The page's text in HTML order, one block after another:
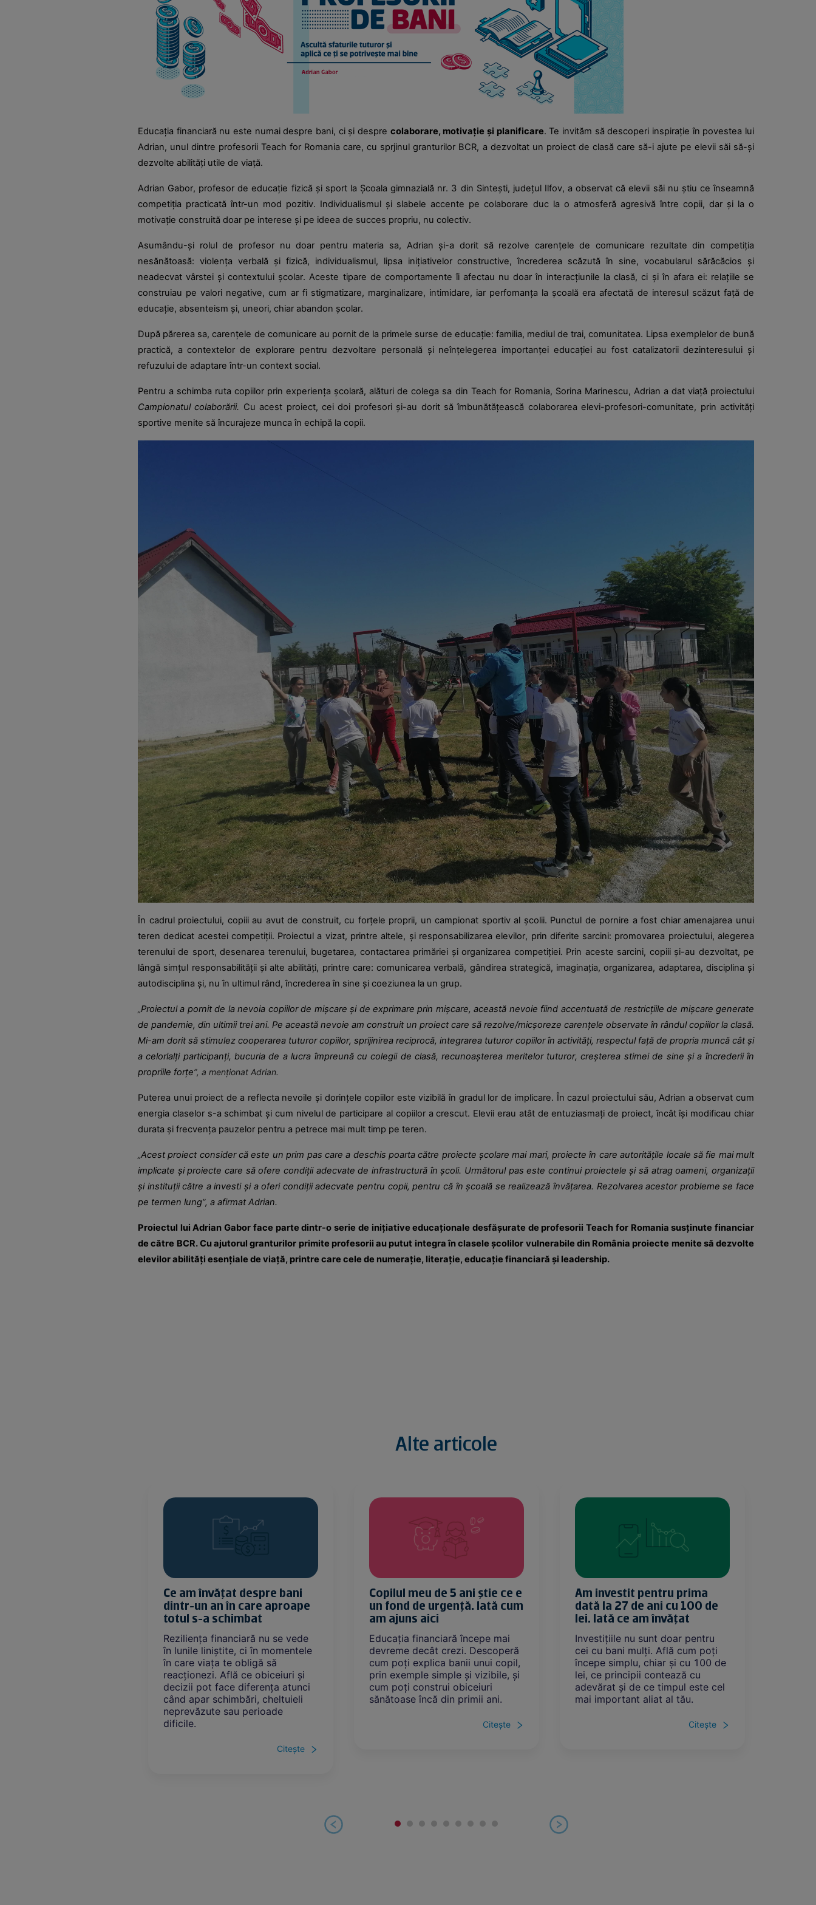
Educația financiară nu este numai despre bani, ci și despre colaborare, motivație și planificare. Te invităm să descoperi inspirație în povestea lui
Adrian, unul dintre profesorii Teach for Romania care, cu sprjinul granturilor BCR, a dezvoltat un proiect de clasă care să-i ajute pe elevii săi să-și
dezvolte abilități utile de viață.
Adrian Gabor, profesor de educație fizică și sport la Școala gimnazială nr. 3 din Sintești, județul Ilfov, a observat că elevii săi nu știu ce înseamnă
competiția practicată într-un mod pozitiv. Individualismul și slabele accente pe colaborare duc la o atmosferă agresivă între copii, dar și la o
motivație construită doar pe interese și pe ideea de succes propriu, nu colectiv.
Asumându-și rolul de profesor nu doar pentru materia sa, Adrian și-a dorit să rezolve carențele de comunicare rezultate din competiția
nesănătoasă: violența verbală și fizică, individualismul, lipsa inițiativelor constructive, încrederea scăzută în sine, vocabularul sărăcăcios și
neadecvat vârstei și contextului școlar. Aceste tipare de comportamente îi afectau nu doar în interacțiunile la clasă, ci și în afara ei: relațiile se
construiau pe valori negative, cum ar fi stigmatizare, marginalizare, intimidare, iar perfomanța la școală era afectată de interesul scăzut față de
educație, absenteism și, uneori, chiar abandon școlar.
După părerea sa, carențele de comunicare au pornit de la primele surse de educație: familia, mediul de trai, comunitatea. Lipsa exemplelor de bună
practică, a contextelor de explorare pentru dezvoltare personală și neînțelegerea importanței educației au fost catalizatorii dezinteresului și
refuzului de adaptare într-un context social.
Pentru a schimba ruta copiilor prin experiența școlară, alături de colega sa din Teach for Romania, Sorina Marinescu, Adrian a dat viață proiectului
Campionatul colaborării. Cu acest proiect, cei doi profesori și-au dorit să îmbunătățească colaborarea elevi-profesori-comunitate, prin activități
sportive menite să încurajeze munca în echipă la copii.
În cadrul proiectului, copiii au avut de construit, cu forțele proprii, un campionat sportiv al școlii. Punctul de pornire a fost chiar amenajarea unui
teren dedicat acestei competiții. Proiectul a vizat, printre altele, și responsabilizarea elevilor, prin diferite sarcini: promovarea proiectului, alegerea
terenului de sport, desenarea terenului, bugetarea, contactarea primăriei și organizarea competiției. Prin aceste sarcini, copiii și-au dezvoltat, pe
lângă simțul responsabilității și alte abilități, printre care: comunicarea verbală, gândirea strategică, imaginația, organizarea, adaptarea, disciplina și
autodisciplina și, nu în ultimul rând, încrederea în sine și coeziunea la un grup.
„Proiectul a pornit de la nevoia copiilor de mișcare și de exprimare prin mișcare, această nevoie fiind accentuată de restricțiile de mișcare generate
de pandemie, din ultimii trei ani. Pe această nevoie am construit un proiect care să rezolve/micșoreze carențele observate în rândul copiilor la clasă.
Mi-am dorit să stimulez cooperarea tuturor copiilor, sprijinirea reciprocă, integrarea tuturor copiilor în activități, respectul față de propria muncă cât și
a celorlalți participanți, bucuria de a lucra împreună cu colegii de clasă, recunoașterea meritelor tuturor, creșterea stimei de sine și a încrederii în
propriile forțe”, a menționat Adrian.
Puterea unui proiect de a reflecta nevoile și dorințele copiilor este vizibilă în gradul lor de implicare. În cazul proiectului său, Adrian a observat cum
energia claselor s-a schimbat și cum nivelul de participare al copiilor a crescut. Elevii erau atât de entuziasmați de proiect, încât își modificau chiar
durata și frecvența pauzelor pentru a petrece mai mult timp pe teren.
„Acest proiect consider că este un prim pas care a deschis poarta către proiecte școlare mai mari, proiecte în care autoritățile locale să fie mai mult
implicate și proiecte care să ofere condiții adecvate de infrastructură în școli. Următorul pas este continui proiectele și să atrag oameni, organizații
și instituții către a investi și a oferi condiții adecvate pentru copii, pentru că în școală se realizează învățarea. Rezolvarea acestor probleme se face
pe termen lung”, a afirmat Adrian.
Proiectul lui Adrian Gabor face parte dintr-o serie de inițiative educaționale desfășurate de profesorii Teach for Romania susținute financiar
de către BCR. Cu ajutorul granturilor primite profesorii au putut integra în clasele școlilor vulnerabile din România proiecte menite să dezvolte
elevilor abilități esențiale de viață, printre care cele de numerație, literație, educație financiară și leadership.
Alte articole
Ce am învățat despre bani
dintr-un an în care aproape
Reziliența financiară nu se vede
în lunile liniștite, ci în momentele
reacționezi. Află ce obiceiuri și
decizii pot face diferența atunci
când apar schimbări, cheltuieli
neprevăzute sau perioade
Copilul meu de 5 ani știe ce e
un fond de urgență. Iată cum
am ajuns aici
Educația financiară începe mai
devreme decât crezi. Descoperă
cum poți explica banii unui copil,
prin exemple simple și vizibile, și
cum poți construi obiceiuri
sănătoase încă din primii ani.
Am investit pentru prima
dată la 27 de ani cu 100 de
Investițiile nu sunt doar pentru
cei cu bani mulți. Află cum poți
începe simplu, chiar și cu 100 de
lei, ce principii contează cu
adevărat și de ce timpul este cel
mai important aliat al tău.
Am făcut primul meu buget
la 34 de ani. Iată ce am
descoperit
Primul buget personal nu îți arată
doar pe ce se duc banii, ci și
unde pierzi controlul fără să-ți
dai seama. Descoperă cum un
plan simplu, cu doar câteva
categorii, te poate ajuta să
economisești mai bine.